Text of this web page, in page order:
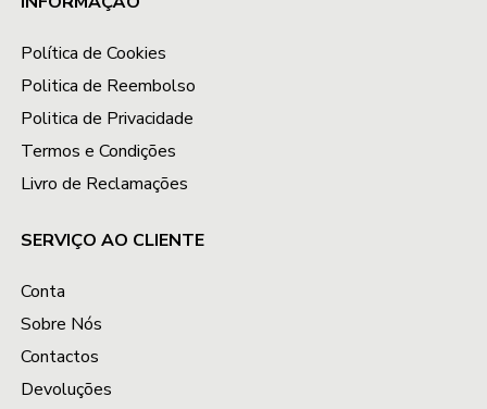
Política de Cookies
Politica de Reembolso
Politica de Privacidade
Termos e Condições
Livro de Reclamações
SERVIÇO AO CLIENTE
Conta
Sobre Nós
Contactos
Devoluções